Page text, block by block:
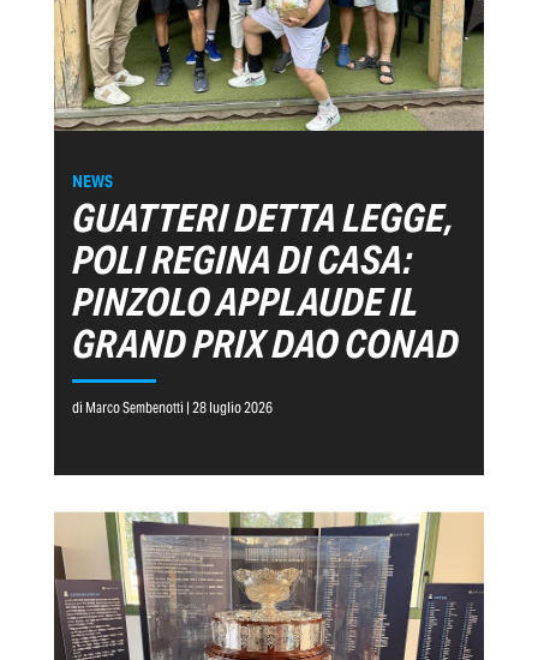
NEWS
GUATTERI DETTA LEGGE,
POLI REGINA DI CASA:
PINZOLO APPLAUDE IL
GRAND PRIX DAO CONAD
di Marco Sembenotti | 28 luglio 2026